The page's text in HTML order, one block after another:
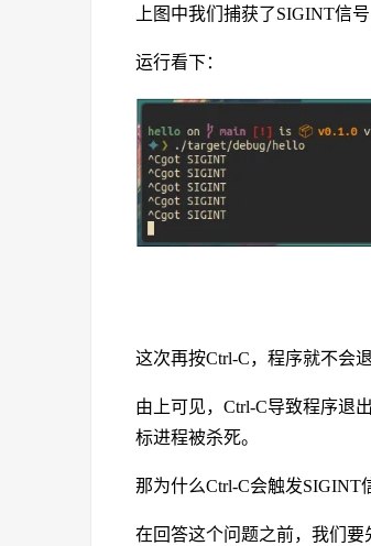
上图中我们捕获了SIGINT信
运行看下：
这次再按Ctrl-C，程序就不会
由上可见，Ctrl-C导致程序退
标进程被杀死。
那为什么Ctrl-C会触发SIGINT
在回答这个问题之前，我们要